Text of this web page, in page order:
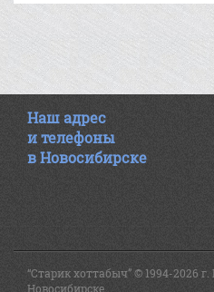
Наш адрес
и телефоны
в Новосибирске
“Старик хоттабыч” © 1994-2026
Новосибирске